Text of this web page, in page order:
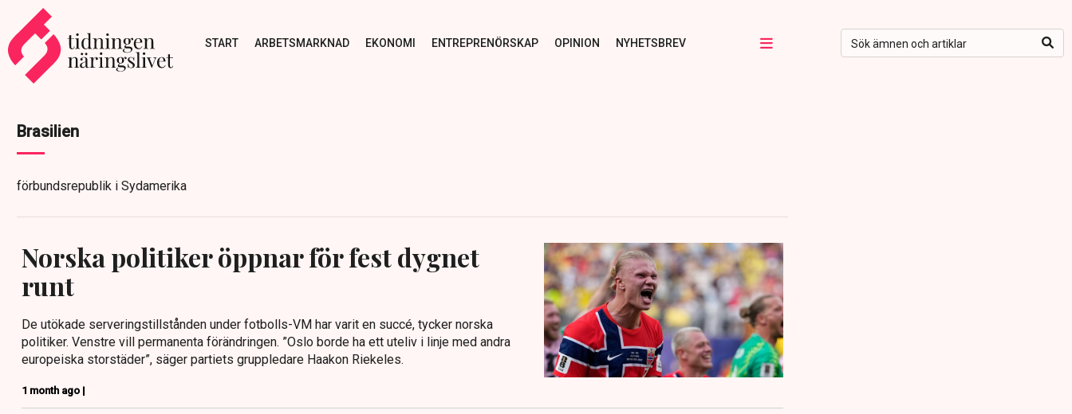
START ARBETSMARKNAD EKONOMI ENTREPRENÖRSKAP OPINION NYHETSBREV
Brasilien
förbundsrepublik i Sydamerika
Norska politiker öppnar för fest dygnet
runt
De utökade serveringstillstånden under fotbolls-VM har varit en succé, tycker norska
politiker. Venstre vill permanenta förändringen. ”Oslo borde ha ett uteliv i linje med andra
europeiska storstäder”, säger partiets gruppledare Haakon Riekeles.
1 month ago |